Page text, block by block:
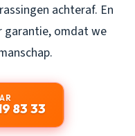
achteraf. En
garantie, omdat we
83 33